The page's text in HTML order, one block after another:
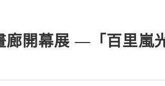
廊開幕展 —「百里嵐